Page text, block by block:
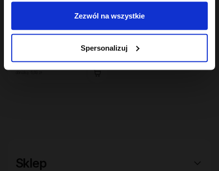
Zezwól na wszystkie
Spersonalizuj
Hair In Balance By ONLYBIO
niskoporowatych 400
11,49 zł
Sklep